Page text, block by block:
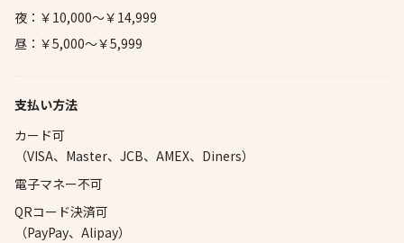
夜：￥10,000～￥14,999
昼：￥5,000～￥5,999
支払い方法
カード可
（VISA、Master、JCB、AMEX、Diners）
電子マネー不可
QRコード決済可
（PayPay、Alipay）